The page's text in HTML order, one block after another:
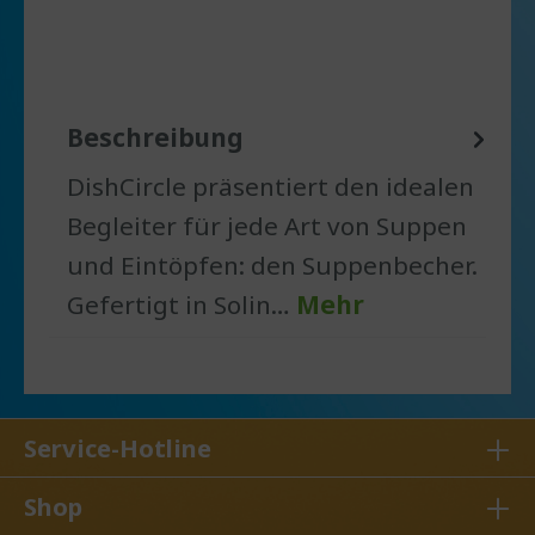
Beschreibung
DishCircle präsentiert den idealen
Begleiter für jede Art von Suppen
und Eintöpfen: den Suppenbecher.
Gefertigt in Solin… Mehr
Service-Hotline
Shop